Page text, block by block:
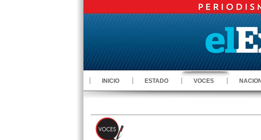
INICIO ESTADO VOCES